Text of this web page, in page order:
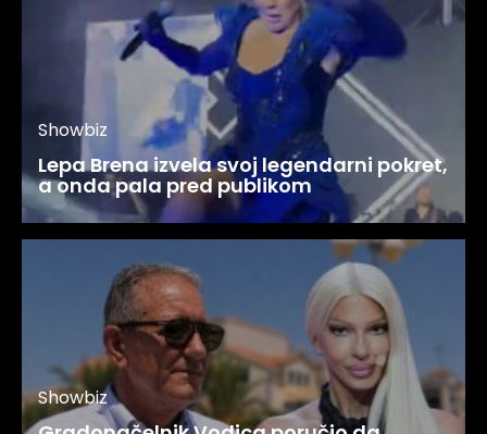
Showbiz
Lepa Brena izvela svoj legendarni pokret,
a onda pala pred publikom
Showbiz